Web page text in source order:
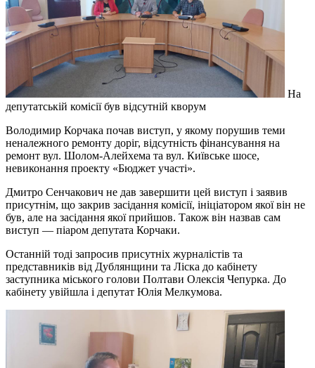
На
депутатській комісії був відсутній кворум
Володимир Корчака почав виступ, у якому порушив теми
неналежного ремонту доріг, відсутність фінансування на
ремонт вул. Шолом-Алейхема та вул. Київське шосе,
невиконання проекту «Бюджет участі».
Дмитро Сенчакович не дав завершити цей виступ і заявив
присутнім, що закрив засідання комісії, ініціатором якої він не
був, але на засідання якої прийшов. Також він назвав сам
виступ — піаром депутата Корчаки.
Останній тоді запросив присутніх журналістів та
представників від Дублянщини та Ліска до кабінету
заступника міського голови Полтави Олексія Чепурка. До
кабінету увійшла і депутат Юлія Мелкумова.